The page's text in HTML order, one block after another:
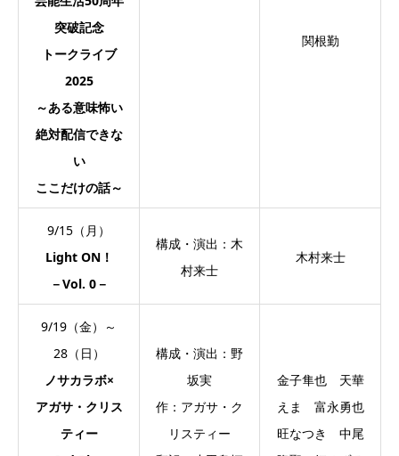
突破記念
トークライブ
2025
～ある意味怖い
絶対配信できな
い
ここだけの話～
関根勤
9/15（月）
Light ON！
－Vol. 0－
構成・演出：木
村来士
木村来士
9/19（金）～
28（日）
ノサカラボ×
アガサ・クリス
ティー
構成・演出：野
坂実
作：アガサ・ク
リスティー
金子隼也 天華
えま 富永勇也
旺なつき 中尾